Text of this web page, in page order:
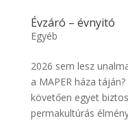
Évzáró – évnyitó
Egyéb
2026 sem lesz
a MAPER háza
követően egyet
permakultúrás